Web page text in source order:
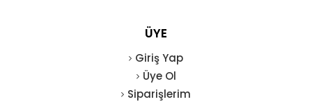
ÜYE
Giriş Yap
Üye Ol
Siparişlerim